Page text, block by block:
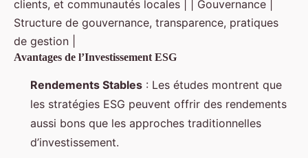
clients, et communautés locales | | Gouvernance |
Structure de gouvernance, transparence, pratiques
de gestion |
Avantages de l’Investissement ESG
Rendements Stables : Les études montrent que
les stratégies ESG peuvent offrir des rendements
aussi bons que les approches traditionnelles
d’investissement.